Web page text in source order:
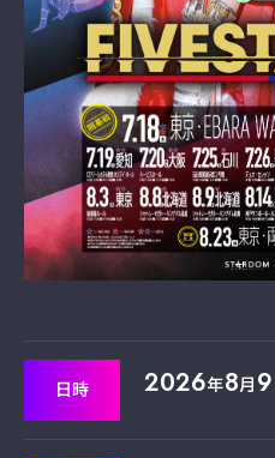
日時 2026年8月9